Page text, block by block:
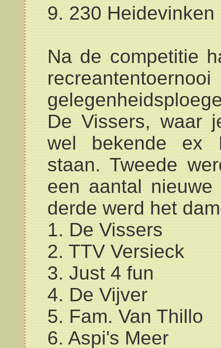
9. 230 Heidevinken
Na de competitie
De Vissers, waar
wel bekende ex
staan. Tweede
een aantal
derde werd het
1. De Vissers
2. TTV Versieck
3. Just 4 fun
4. De Vijver
5. Fam. Van Thillo
6. Aspi's Meer